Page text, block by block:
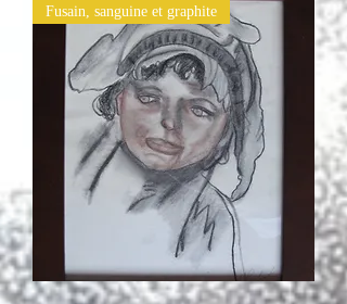
Fusain, sanguine et graphite